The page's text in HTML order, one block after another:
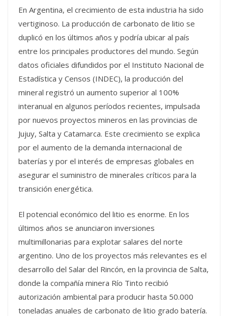
En Argentina, el crecimiento de esta industria ha sido
vertiginoso. La producción de carbonato de litio se
duplicó en los últimos años y podría ubicar al país
entre los principales productores del mundo. Según
datos oficiales difundidos por el Instituto Nacional de
Estadística y Censos (INDEC), la producción del
mineral registró un aumento superior al 100%
interanual en algunos períodos recientes, impulsada
por nuevos proyectos mineros en las provincias de
Jujuy, Salta y Catamarca. Este crecimiento se explica
por el aumento de la demanda internacional de
baterías y por el interés de empresas globales en
asegurar el suministro de minerales críticos para la
transición energética.
El potencial económico del litio es enorme. En los
últimos años se anunciaron inversiones
multimillonarias para explotar salares del norte
argentino. Uno de los proyectos más relevantes es el
desarrollo del Salar del Rincón, en la provincia de Salta,
donde la compañía minera Río Tinto recibió
autorización ambiental para producir hasta 50.000
toneladas anuales de carbonato de litio grado batería.